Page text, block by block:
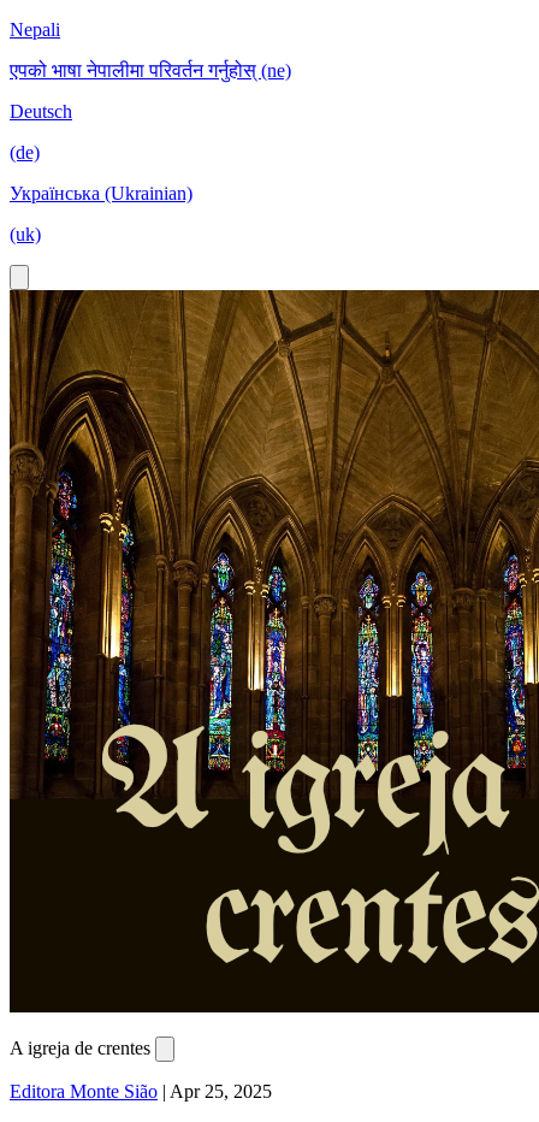
Nepali
एपको भाषा नेपालीमा परिवर्तन गर्नुहोस् (ne)
Deutsch
(de)
Українська (Ukrainian)
(uk)
A igreja de crentes
Editora Monte Sião | Apr 25, 2025